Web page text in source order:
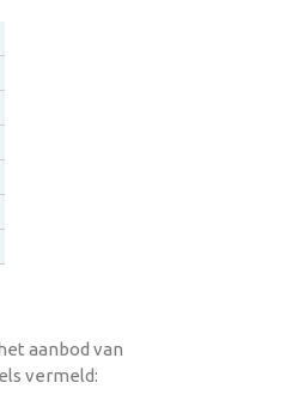
aanbod van
vermeld: